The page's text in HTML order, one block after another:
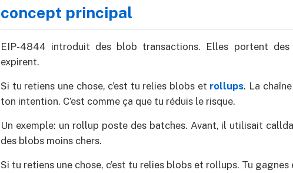
concept principal
EIP-4844 introduit des blob transactions. Elles portent des
expirent.
Si tu retiens une chose, c’est tu relies blobs et rollups. La
ton intention. C’est comme ça que tu réduis le risque.
Un exemple: un rollup poste des batches. Avant, il utilisait
des blobs moins chers.
Si tu retiens une chose, c’est tu relies blobs et rollups. Tu